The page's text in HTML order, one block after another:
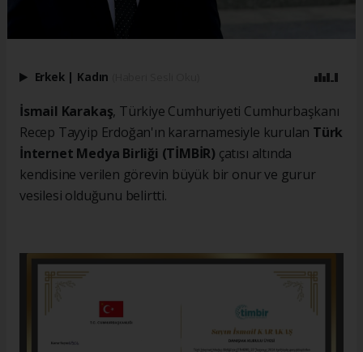
Erkek | Kadın
İsmail Karakaş, Türkiye Cumhuriyeti Cumhurbaşkanı
Recep Tayyip Erdoğan'ın kararnamesiyle kurulan Türk
İnternet Medya Birliği (TİMBİR) çatısı altında
kendisine verilen görevin büyük bir onur ve gurur
vesilesi olduğunu belirtti.